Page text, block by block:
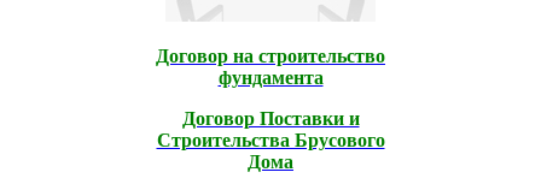
Договор на строительство
фундамента
Договор Поставки и
Строительcтва Брусового
Дома